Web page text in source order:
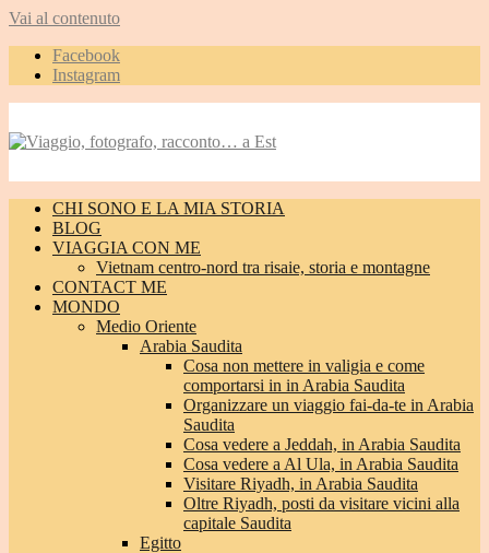
Vai al contenuto
Facebook
Instagram
CHI SONO E LA MIA STORIA
BLOG
VIAGGIA CON ME
Vietnam centro-nord tra risaie, storia e montagne
CONTACT ME
MONDO
Medio Oriente
Arabia Saudita
Cosa non mettere in valigia e come
comportarsi in in Arabia Saudita
Organizzare un viaggio fai-da-te in Arabia
Saudita
Cosa vedere a Jeddah, in Arabia Saudita
Cosa vedere a Al Ula, in Arabia Saudita
Visitare Riyadh, in Arabia Saudita
Oltre Riyadh, posti da visitare vicini alla
capitale Saudita
Egitto